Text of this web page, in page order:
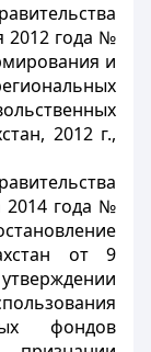
2012 года №
и
2012 г.,
2014 года №
от 9
фондов